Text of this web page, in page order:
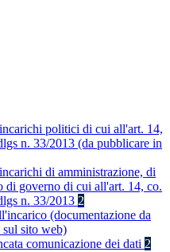
politici di cui all'art. 14,
n. 33/2013 (da pubblicare in
di amministrazione, di
di governo di cui all'art. 14, co.
n. 33/2013 2
(documentazione da
sul sito web)
comunicazione dei dati 2